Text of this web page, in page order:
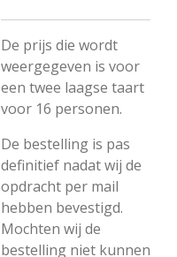
De prijs die wordt
weergegeven is voor
een twee laagse taart
voor 16 personen.
De bestelling is pas
definitief nadat wij de
opdracht per mail
hebben bevestigd.
Mochten wij de
bestelling niet kunnen